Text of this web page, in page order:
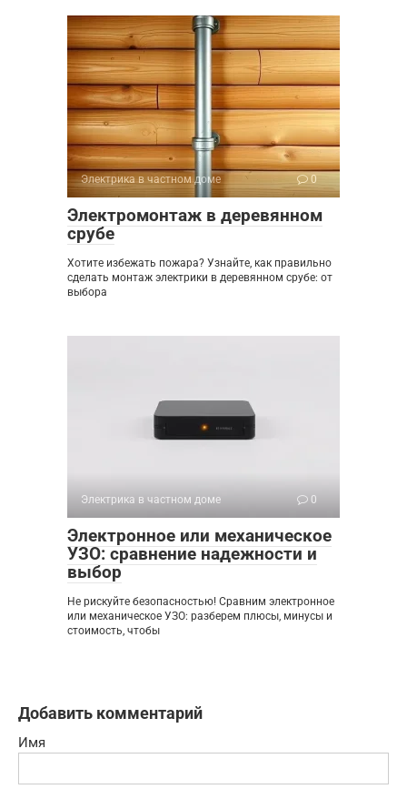
Электрика в частном доме 0
Электромонтаж в деревянном
срубе
Хотите избежать пожара? Узнайте, как правильно
сделать монтаж электрики в деревянном срубе: от
выбора
Электрика в частном доме 0
Электронное или механическое
УЗО: сравнение надежности и
выбор
Не рискуйте безопасностью! Сравним электронное
или механическое УЗО: разберем плюсы, минусы и
стоимость, чтобы
Добавить комментарий
Имя